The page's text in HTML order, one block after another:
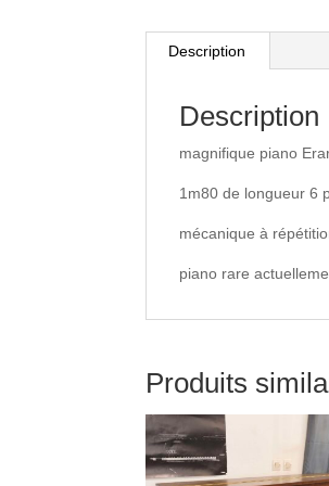
Description
Description
magnifique piano
1m80 de longueur 6
mécanique à
piano rare
Produits